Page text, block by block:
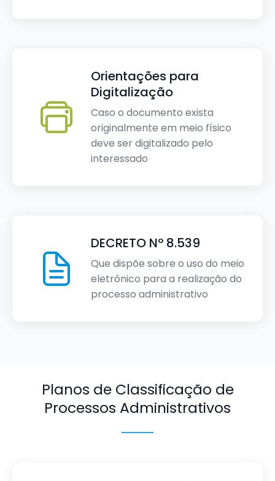
Orientações para
Digitalização
Caso o documento exista
originalmente em meio físico
deve ser digitalizado pelo
interessado
DECRETO Nº 8.539
Que dispõe sobre o uso do meio
eletrônico para a realização do
processo administrativo
Planos de Classificação de
Processos Administrativos